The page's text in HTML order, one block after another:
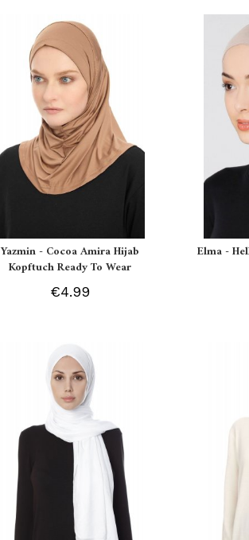
Yazmin - Cocoa Amira Hijab
Kopftuch Ready To Wear
€4.99
Elma -